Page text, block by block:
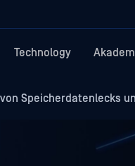
Technology
Speicherdatenlecks